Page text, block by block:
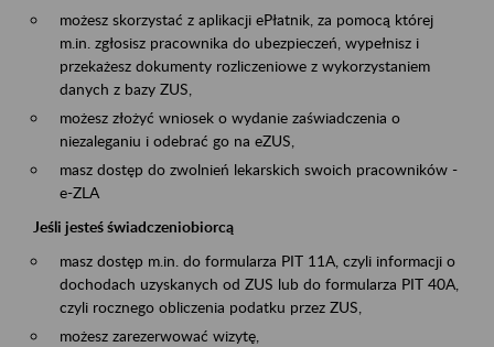
możesz skorzystać z aplikacji ePłatnik, za pomocą której
m.in. zgłosisz pracownika do ubezpieczeń, wypełnisz i
przekażesz dokumenty rozliczeniowe z wykorzystaniem
danych z bazy ZUS,
możesz złożyć wniosek o wydanie zaświadczenia o
niezaleganiu i odebrać go na eZUS,
masz dostęp do zwolnień lekarskich swoich pracowników -
e-ZLA
Jeśli jesteś świadczeniobiorcą
masz dostęp m.in. do formularza PIT 11A, czyli informacji o
dochodach uzyskanych od ZUS lub do formularza PIT 40A,
czyli rocznego obliczenia podatku przez ZUS,
możesz zarezerwować wizytę,